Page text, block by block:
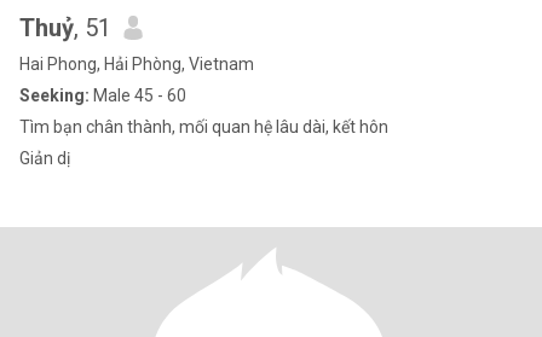
Thuỷ, 51
Hai Phong, Hải Phòng, Vietnam
Seeking: Male 45 - 60
Tìm bạn chân thành, mối quan hệ lâu dài, kết hôn
Giản dị